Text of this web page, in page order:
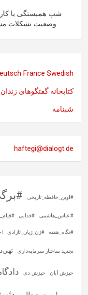
شب همبستگی با
وضعیت تشکلات
France Swedish
کتابخانه گفتگوهای زندان
شبنامه
haftegi@dialogt.de
#اوین_حافظه_تاریخی
#عباس_هاشمی #فدایی
#نگاه_هفته #ژن_ژیان_ئازادی
تجدید ساختار سرمایه‌داری
خیزش آبان خیزش دی